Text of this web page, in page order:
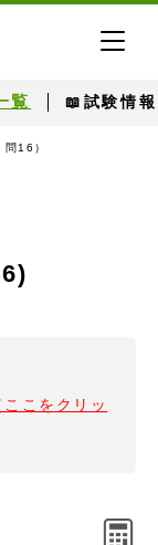
覧 📖試験情報
16）
こをクリッ